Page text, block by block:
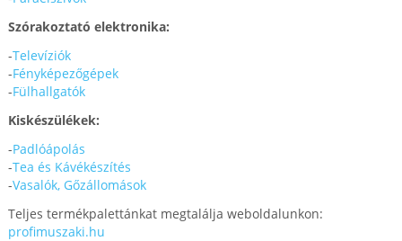
Szórakoztató elektronika:
-Televíziók
-Fényképezőgépek
-Fülhallgatók
Kiskészülékek:
-Padlóápolás
-Tea és Kávékészítés
-Vasalók, Gőzállomások
Teljes termékpalettánkat megtalálja weboldalunkon:
profimuszaki.hu